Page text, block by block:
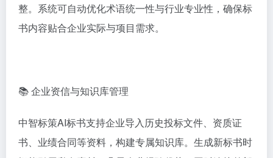
整。系统可自动优化术语统一性与行业专业性，确保标
书内容贴合企业实际与项目需求。
📚 企业资信与知识库管理
中智标策AI标书支持企业导入历史投标文件、资质证
书、业绩合同等资料，构建专属知识库。生成新标书时